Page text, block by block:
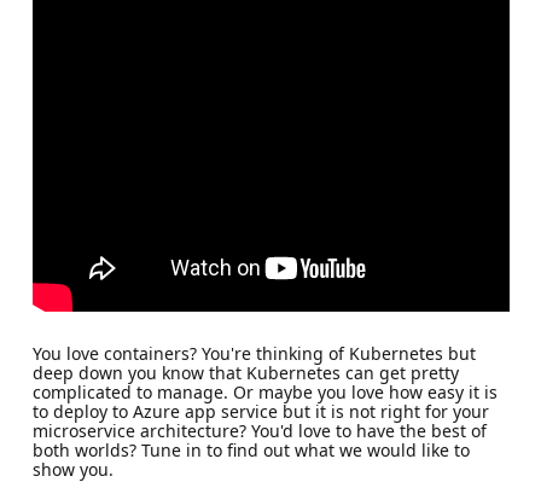
You love containers? You're thinking of Kubernetes but
deep down you know that Kubernetes can get pretty
complicated to manage. Or maybe you love how easy it is
to deploy to Azure app service but it is not right for your
microservice architecture? You'd love to have the best of
both worlds? Tune in to find out what we would like to
show you.